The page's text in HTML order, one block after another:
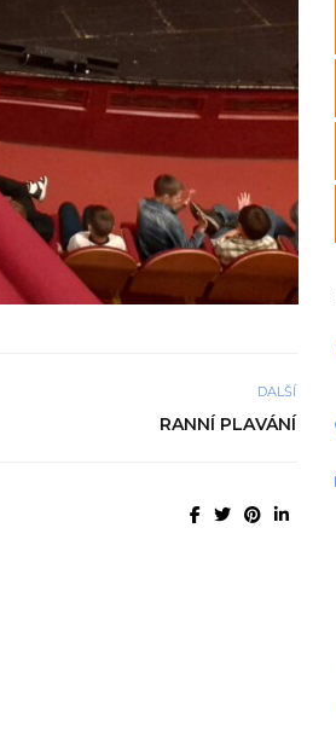
DALŠÍ
RANNÍ PLAVÁNÍ